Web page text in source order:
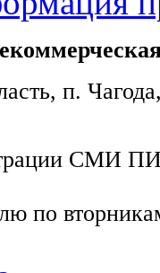
п.
СМИ
по